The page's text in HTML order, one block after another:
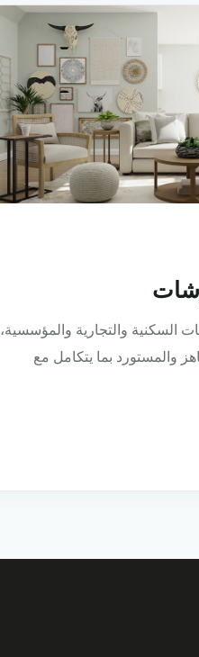
والتجارية والمؤسسية،
بما يتكامل مع